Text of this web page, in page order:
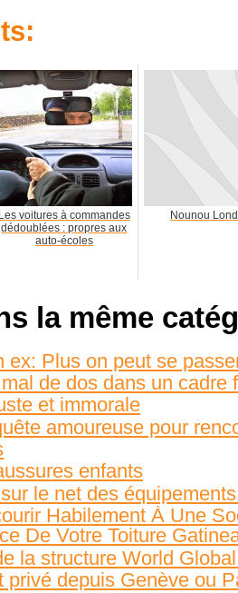
Les voitures à commandes
dédoublées : propres aux
auto-écoles
Nounou
la même
ex: Plus on peut se
de dos dans un cadre
et immorale
amoureuse pour
enfants
le net des
Habilement À Une
De Votre Toiture
la structure World
privé depuis Genève ou